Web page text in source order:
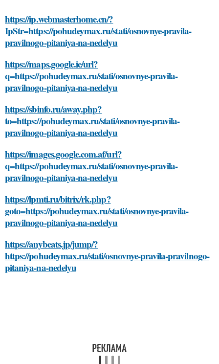
https://ip.webmasterhome.cn/?
IpStr=https://pohudeymax.ru/stati/osnovnye-pravila-
pravilnogo-pitaniya-na-nedelyu
https://maps.google.ie/url?
q=https://pohudeymax.ru/stati/osnovnye-pravila-
pravilnogo-pitaniya-na-nedelyu
https://sbinfo.ru/away.php?
to=https://pohudeymax.ru/stati/osnovnye-pravila-
pravilnogo-pitaniya-na-nedelyu
https://images.google.com.af/url?
q=https://pohudeymax.ru/stati/osnovnye-pravila-
pravilnogo-pitaniya-na-nedelyu
https://lpmti.ru/bitrix/rk.php?
goto=https://pohudeymax.ru/stati/osnovnye-pravila-
pravilnogo-pitaniya-na-nedelyu
https://anybeats.jp/jump/?
https://pohudeymax.ru/stati/osnovnye-pravila-pravilnogo-
pitaniya-na-nedelyu